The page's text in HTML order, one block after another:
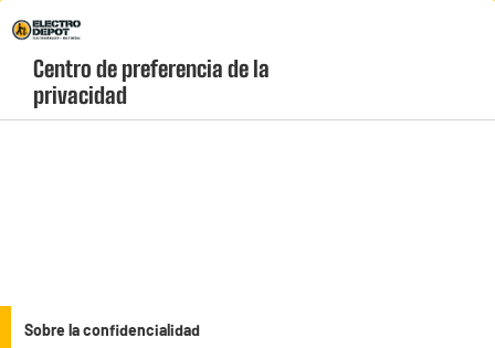
Menú
geolocation-header-icon-text
account
Centro de preferencia de la
privacidad
Sobre la confidencialidad